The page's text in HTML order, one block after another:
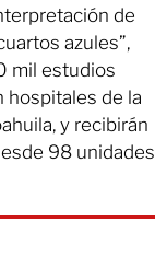
de
azules”,
mil estudios
hospitales de la
y recibirán
98 unidades